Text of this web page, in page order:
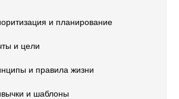
и планирование
и цели
и правила жизни
и шаблоны